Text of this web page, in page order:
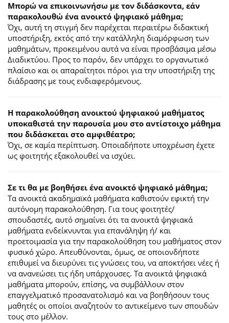
Μπορώ να επικοινωνήσω με τον διδάσκοντα, εάν
παρακολουθώ ένα ανοικτό ψηφιακό μάθημα;
Όχι, αυτή τη στιγμή δεν παρέχεται περαιτέρω διδακτική
υποστήριξη, εκτός από την κατάλληλη διαμόρφωση των
μαθημάτων, προκειμένου αυτά να είναι προσβάσιμα μέσω
Διαδικτύου. Προς το παρόν, δεν υπάρχει το οργανωτικό
πλαίσιο και οι απαραίτητοι πόροι για την υποστήριξη της
διάδρασης με τους ενδιαφερόμενους.
Η παρακολούθηση ανοικτού ψηφιακού μαθήματος
υποκαθιστά την παρουσία μου στο αντίστοιχο μάθημα
που διδάσκεται στο αμφιθέατρο;
Όχι, σε καμία περίπτωση. Οποιαδήποτε υποχρέωση έχετε
ως φοιτητής εξακολουθεί να ισχύει.
Σε τι θα με βοηθήσει ένα ανοικτό ψηφιακό μάθημα;
Τα ανοικτά ακαδημαϊκά μαθήματα καθιστούν εφικτή την
αυτόνομη παρακολούθηση. Για τους φοιτητές/
σπουδαστές, αυτό σημαίνει ότι τα ανοικτά ψηφιακά
μαθήματα ενδείκνυνται για επανάληψη ή/ και
προετοιμασία για την παρακολούθηση του μαθήματος στον
φυσικό χώρο. Απευθύνονται, όμως, σε οποιονδήποτε
επιθυμεί να διευρύνει τις γνώσεις του, να αποκτήσει νέες ή
να ανανεώσει τις ήδη υπάρχουσες. Τα ανοικτά ψηφιακά
μαθήματα μπορούν, επίσης, να συμβάλλουν στον
επαγγελματικό προσανατολισμό και να βοηθήσουν τους
μαθητές οι οποίοι αναζητούν το αντικείμενο των σπουδών
τους στο μέλλον.